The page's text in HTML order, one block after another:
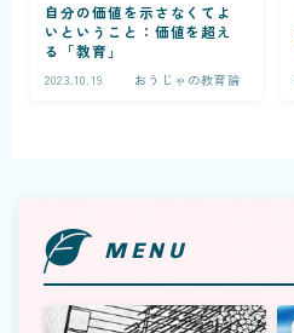
自分の価値を示さなくてよ
いということ：価値を超え
る「教育」
2023.10.19 おうじゃの教育論
MENU